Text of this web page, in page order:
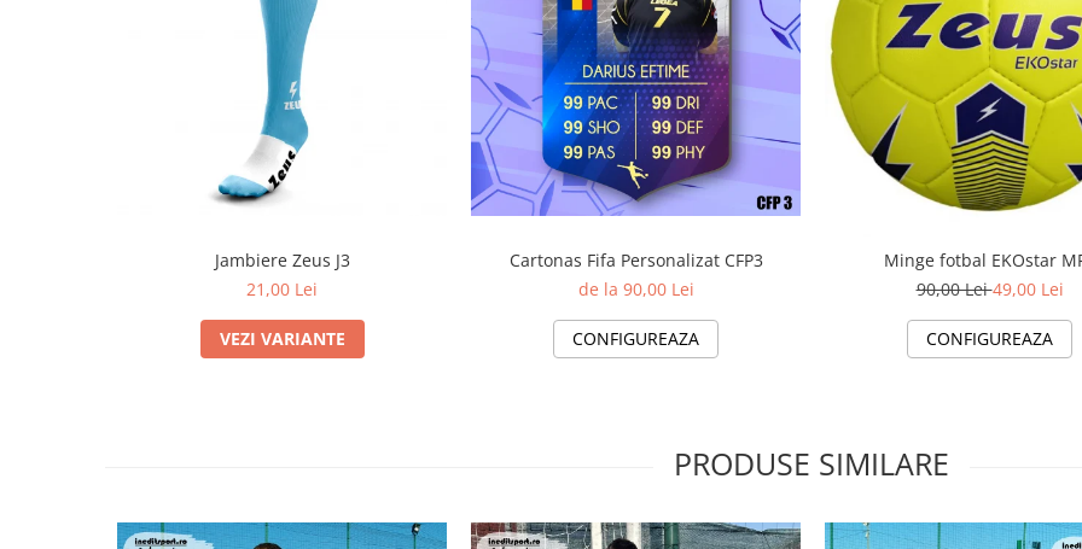
Jambiere Zeus J3
21,00 Lei
VEZI VARIANTE
Cartonas Fifa Personalizat CFP3
de la 90,00 Lei
CONFIGUREAZA
Minge fotbal EKOstar
90,00 Lei49,00 Lei
CONFIGUREAZA
PRODUSE SIMILARE